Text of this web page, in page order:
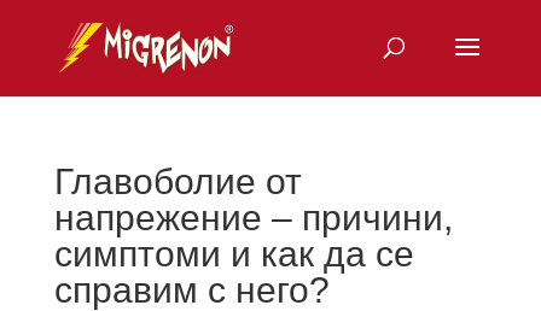
Главоболие от
напрежение – причини,
симптоми и как да се
справим с него?